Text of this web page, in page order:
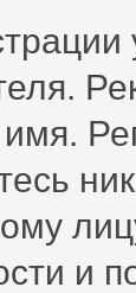
и